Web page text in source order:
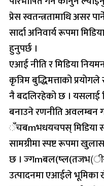
प्रेस स्वतन्त्रतामाथि असर
सार्दा अनिवार्य रूपमा
हुनुपर्छ ।
एआई नीति र मिडिया
कृत्रिम बुद्धिमत्ताको
नै बदलिरहेको छ । यसलाई
बनाउने रणनीति अवलम्बन
ँचबmभधयचपस् मिडिया
सामग्रीमा स्पष्ट रूपमा
छ ।
उत्पादनमा एआईले भूमिका